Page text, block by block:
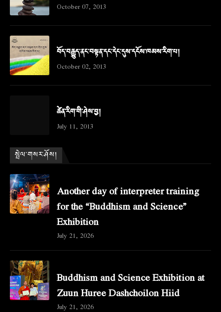
October 07, 2013
བོད་བརྒྱུད་ནང་བསྟན་དང་དེང་དུས་དངོས་ཁམས་རིག་པ།
October 02, 2013
ཚེན་རིག་གི་ཤེས་བྱ།
July 11, 2013
སྤེལ་གསར་ཤོས།
Another day of interpreter training
for the “Buddhism and Science”
Exhibition
July 21, 2026
Buddhism and Science Exhibition at
Zuun Huree Dashchoilon Hiid
July 21, 2026